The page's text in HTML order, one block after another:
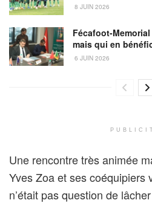
8 JUIN 2026
Fécafoot-
mais qui en
6 JUIN 2026
Une rencontre très animée
Yves Zoa et ses coéquipiers
n’était pas question de